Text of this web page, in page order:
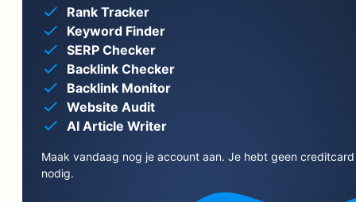
Rank Tracker
Keyword Finder
SERP Checker
Backlink Checker
Backlink Monitor
Website Audit
AI Article Writer
Maak vandaag nog je account aan. Je hebt geen creditcard
nodig.